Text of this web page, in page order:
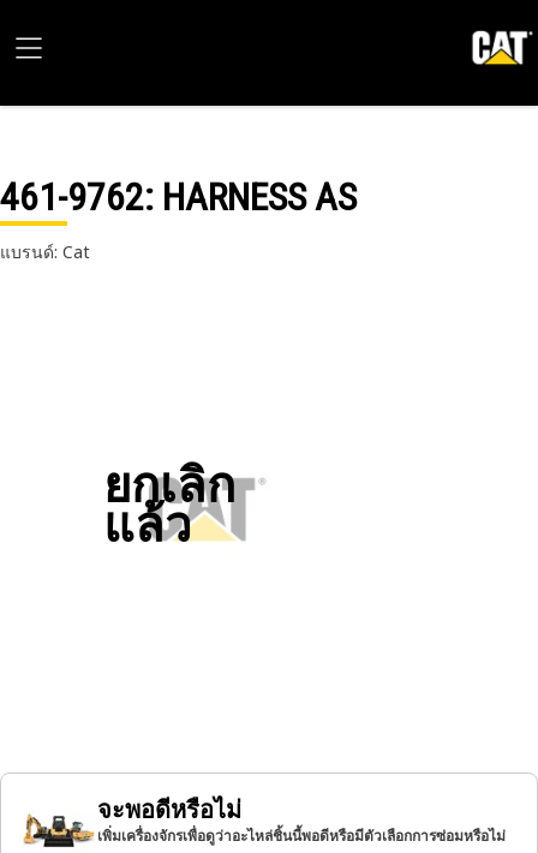
461-9762: HARNESS AS
แบรนด์: Cat
ยกเลิก
แล้ว
จะพอดีหรือไม่
เพิ่มเครื่องจักรเพื่อดูว่าอะไหล่ชิ้นนี้พอดีหรือมีตัวเลือกการซ่อมหรือไม่